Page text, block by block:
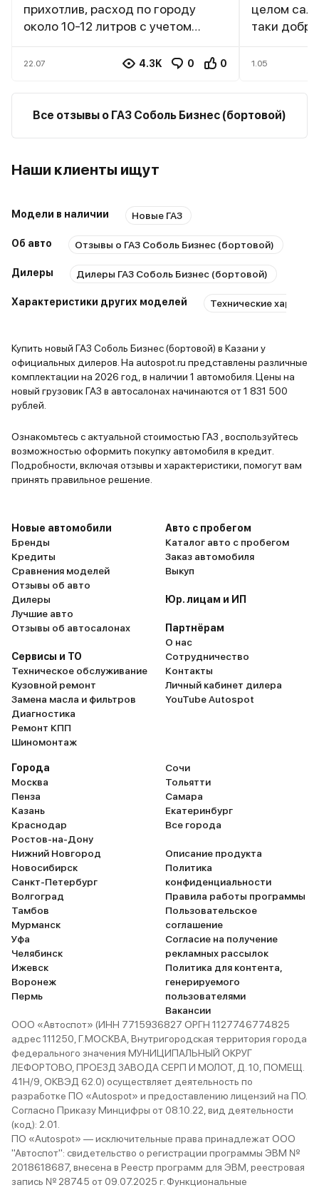
прихотлив, расход по городу
около 10-12 литров с учетом
компенсируется загрузкой борта.
комплексе с габаритами
зачетная маневренность. Не
22.07 4.3K 0 0
целом
таки
авто
уходе
прочие
мириться,
подвеске
нет. На авто данной марки
ну и,
замену
1.05
Все отзывы о ГАЗ Соболь Бизнес (бортовой)
Наши клиенты ищут
Модели в наличии Новые ГАЗ
Об авто Отзывы о ГАЗ Соболь Бизнес (бортовой)
Дилеры Дилеры ГАЗ Соболь Бизнес (бортовой)
Характеристики других моделей Технические
Купить новый ГАЗ Соболь Бизнес (бортовой) в Казани у
официальных дилеров. На autospot.ru представлены различные
комплектации на 2026 год, в наличии 1 автомобиля. Цены на
новый грузовик ГАЗ в автосалонах начинаются от 1 831 500
рублей.
Ознакомьтесь с актуальной стоимостью ГАЗ , воспользуйтесь
возможностью оформить покупку автомобиля в кредит.
Подробности, включая отзывы и характеристики, помогут вам
принять правильное решение.
Новые автомобили
Бренды
Кредиты
Сравнения моделей
Отзывы об авто
Дилеры
Лучшие авто
Отзывы об автосалонах
Сервисы и ТО
Техническое обслуживание
Кузовной ремонт
Замена масла и фильтров
Диагностика
Ремонт КПП
Шиномонтаж
Авто с пробегом
Каталог авто с пробегом
Заказ автомобиля
Выкуп
Юр. лицам и ИП
Партнёрам
О нас
Сотрудничество
Контакты
Личный кабинет дилера
YouTube Autospot
Города
Москва
Пенза
Казань
Краснодар
Ростов-на-Дону
Нижний Новгород
Новосибирск
Санкт-Петербург
Волгоград
Тамбов
Мурманск
Уфа
Челябинск
Ижевск
Воронеж
Пермь
Сочи
Тольятти
Самара
Екатеринбург
Все города
Описание продукта
Политика
конфиденциальности
Правила работы программы
Пользовательское
соглашение
Согласие на получение
рекламных рассылок
Политика для контента,
генерируемого
пользователями
Вакансии
ООО «Автоспот» (ИНН 7715936827 ОРГН 1127746774825
адрес 111250, Г.МОСКВА, Внутригородская территория города
федерального значения МУНИЦИПАЛЬНЫЙ ОКРУГ
ЛЕФОРТОВО, ПРОЕЗД ЗАВОДА СЕРП И МОЛОТ, Д. 10, ПОМЕЩ.
41Н/9, ОКВЭД 62.0) осуществляет деятельность по
разработке ПО «Autospot» и предоставлению лицензий на ПО.
Согласно Приказу Минцифры от 08.10.22, вид деятельности
(код): 2.01.
ПО «Autospot» — исключительные права принадлежат ООО
"Автоспот": свидетельство о регистрации программы ЭВМ №
2018618687, внесена в Реестр программ для ЭВМ, реестровая
запись № 28745 от 09.07.2025 г. Функциональные